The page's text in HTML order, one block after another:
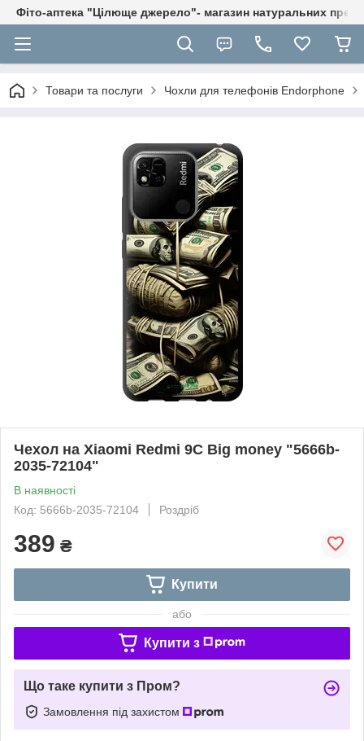
Фіто-аптека "Цілюще джерело"- магазин натуральних
Товари та послуги Чохли для телефонів Endorphone
Чехол на Xiaomi Redmi 9C Big money "5666b-
2035-72104"
В наявності
Код: 5666b-2035-72104
Роздріб
389 ₴
Купити
або
Купити з
Що таке купити з Пром?
Замовлення під захистом